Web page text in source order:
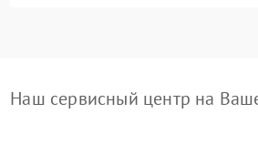
Наш сервисный центр на